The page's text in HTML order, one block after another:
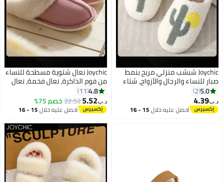
Joychic شبشب منزلي مريح بنمط
للنساء والرجال والأزواج، شتاء
سميك القاعدة ودافئ من 5.0
2
4.39
احصل عليه خلال 15 - 16
Joychic نعال شتوية مسطحة للنساء
من فوم الذاكرة، نعال فخمة، نعال
دافئة وناعمة للمنزل للنساء، غير
قابلة للانزلاق، داخلية وخارجية، وردية
4.8
11
5.52
22.52خصم 75%
احصل عليه خلال 15 - 16